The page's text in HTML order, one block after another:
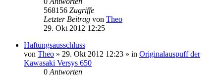
568156 Zugriffe
Letzter Beitrag von Theo
29. Okt 2012 12:25
Haftungsausschluss
von Theo » 29. Okt 2012 12:23 » in Originalauspuff der
Kawasaki Versys 650
0 Antworten